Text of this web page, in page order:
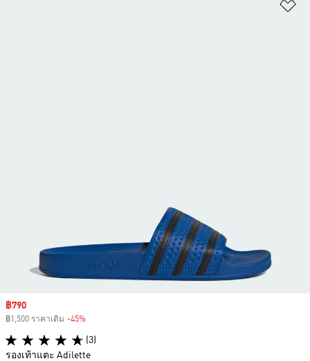
Sale price
฿790
฿1,500 ราคาเดิม -45%
(3)
รองเท้าแตะ Adilette